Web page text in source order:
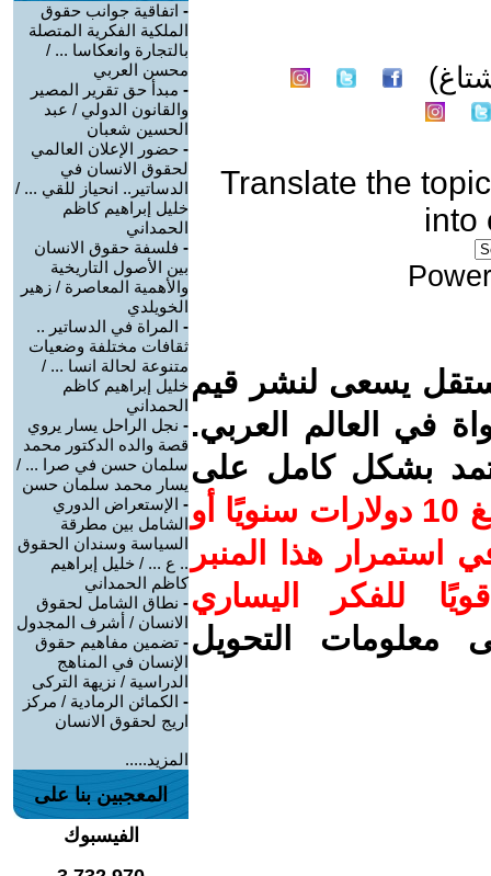
Translate the topic
into
يسعى لنشر قيم
في العالم العربي.
بشكل كامل على
ساهم/ي معنا! بدعمكم بمبلغ 10 دولارات سنويًا أو
استمرار هذا المنبر
للفكر اليساري
معلومات التحويل
- اتفاقية جوانب حقوق
الملكية الفكرية المتصلة
بالتجارة وانعكاسا ... /
محسن العربي
- مبدأ حق تقرير المصير
والقانون الدولي / عبد
الحسين شعبان
- حضور الإعلان العالمي
لحقوق الانسان في
الدساتير.. انحياز للقي ... /
خليل إبراهيم كاظم
الحمداني
- فلسفة حقوق الانسان
بين الأصول التاريخية
والأهمية المعاصرة / زهير
الخويلدي
- المراة في الدساتير ..
ثقافات مختلفة وضعيات
متنوعة لحالة انسا ... /
خليل إبراهيم كاظم
الحمداني
- نجل الراحل يسار يروي
قصة والده الدكتور محمد
سلمان حسن في صرا ... /
يسار محمد سلمان حسن
- الإستعراض الدوري
الشامل بين مطرقة
السياسة وسندان الحقوق
.. ع ... / خليل إبراهيم
كاظم الحمداني
- نطاق الشامل لحقوق
الانسان / أشرف المجدول
- تضمين مفاهيم حقوق
الإنسان في المناهج
الدراسية / نزيهة التركى
- الكمائن الرمادية / مركز
اريج لحقوق الانسان
المزيد.....
المعجبين بنا على
الفيسبوك